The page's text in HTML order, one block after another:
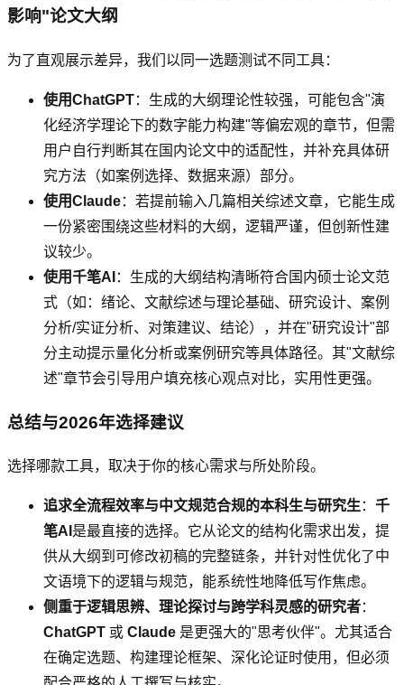
影响"论文大纲
为了直观展示差异，我们以同一选题测试不同工具：
使用ChatGPT：生成的大纲理论性较强，可能包含"演
化经济学理论下的数字能力构建"等偏宏观的章节，但需
用户自行判断其在国内论文中的适配性，并补充具体研
究方法（如案例选择、数据来源）部分。
使用Claude：若提前输入几篇相关综述文章，它能生成
一份紧密围绕这些材料的大纲，逻辑严谨，但创新性建
议较少。
使用千笔AI ：生成的大纲结构清晰符合国内硕士论文范
式（如：绪论、文献综述与理论基础、研究设计、案例
分析/实证分析、对策建议、结论），并在"研究设计"部
分主动提示量化分析或案例研究等具体路径。其"文献综
述"章节会引导用户填充核心观点对比，实用性更强。
总结与2026年选择建议
选择哪款工具，取决于你的核心需求与所处阶段。
追求全流程效率与中文规范合规的本科生与研究生 ： 千
笔AI 是最直接的选择。它从论文的结构化需求出发，提
供从大纲到可修改初稿的完整链条，并针对性优化了中
文语境下的逻辑与规范，能系统性地降低写作焦虑。
侧重于逻辑思辨、理论探讨与跨学科灵感的研究者：
ChatGPT 或 Claude 是更强大的"思考伙伴"。尤其适合
在确定选题、构建理论框架、深化论证时使用，但必须